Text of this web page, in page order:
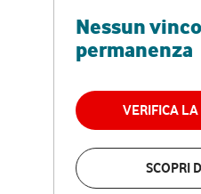
Nessun
permanenza
VERIFICA LA
SCOPRI
RETE